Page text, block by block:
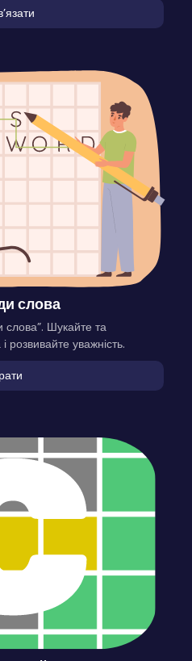
слова
слова”. Шукайте та
розвивайте уважність.